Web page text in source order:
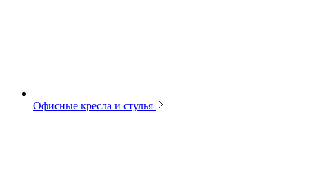
Офисные кресла и стулья